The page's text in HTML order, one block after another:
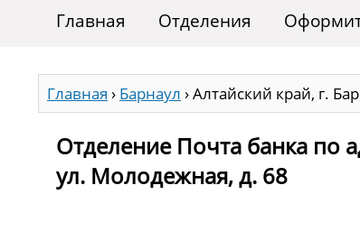
Главная Отделения
Главная › Барнаул ›Алтайский край, г.
Отделение Почта банка по
ул. Молодежная, д. 68